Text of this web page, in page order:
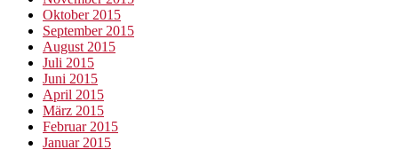
Oktober 2015
September 2015
August 2015
Juli 2015
Juni 2015
April 2015
März 2015
Februar 2015
Januar 2015